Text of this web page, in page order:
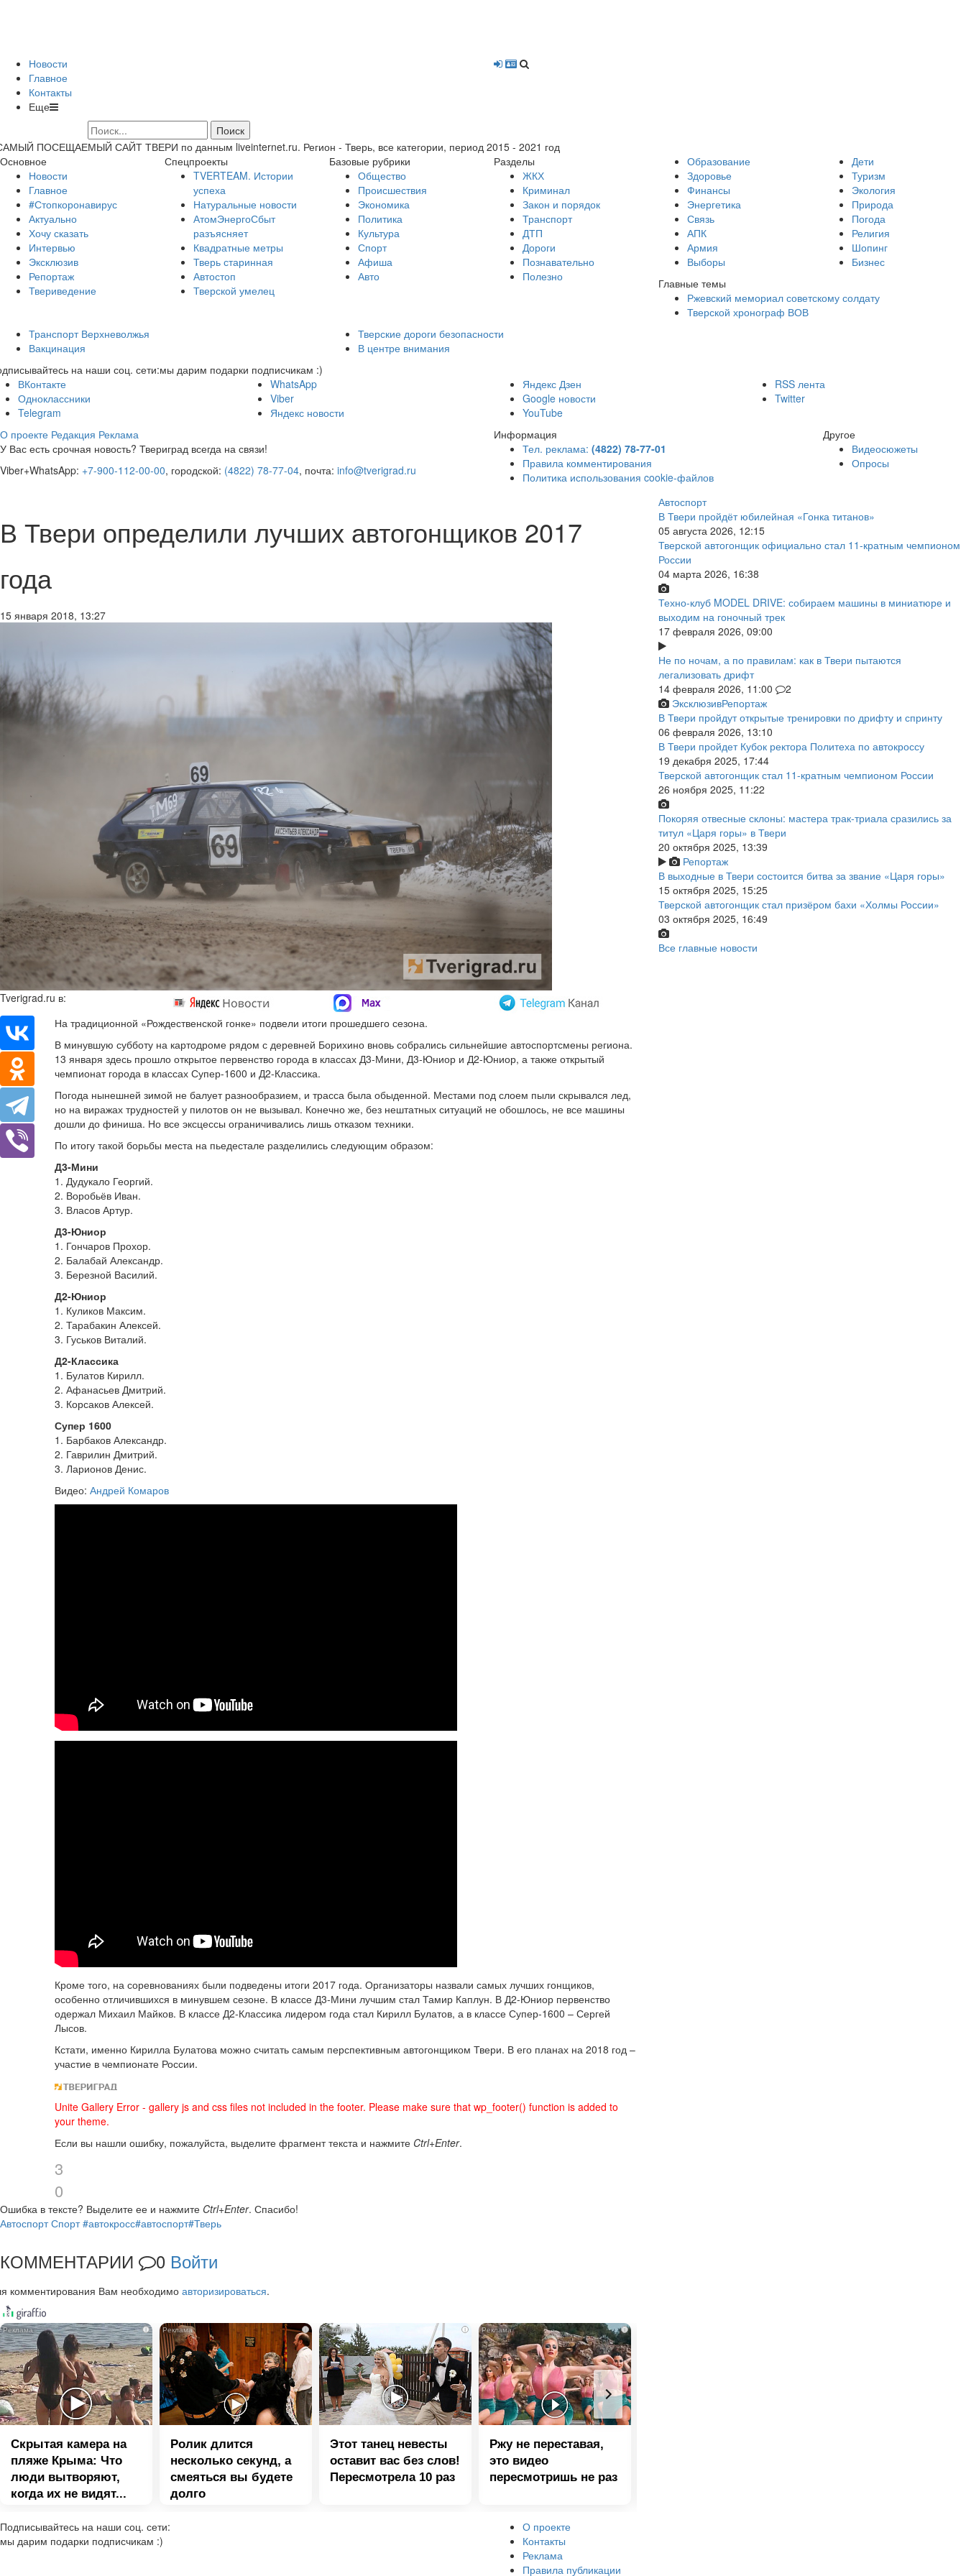
Новости
Главное
Контакты
Еще
ПОСЕЩАЕМЫЙ САЙТ ТВЕРИ по данным liveinternet.ru. Регион - Тверь, все категории, период 2015 - 2021 год
Основное
Новости
Главное
#Стопкоронавирус
Актуально
Хочу сказать
Интервью
Эксклюзив
Репортаж
Твериведение
Спецпроекты
TVERTEAM. Истории
успеха
Натуральные новости
АтомЭнергоСбыт
разъясняет
Квадратные метры
Тверь старинная
Автостоп
Тверской умелец
Базовые рубрики
Общество
Происшествия
Экономика
Политика
Культура
Спорт
Афиша
Авто
Разделы
ЖКХ
Криминал
Закон и порядок
Транспорт
ДТП
Дороги
Познавательно
Полезно
Образование
Здоровье
Финансы
Энергетика
Связь
АПК
Армия
Выборы
Дети
Туризм
Экология
Природа
Погода
Религия
Шопинг
Бизнес
Главные темы
Ржевский мемориал советскому солдату
Тверской хронограф ВОВ
Транспорт Верхневолжья
Вакцинация
Тверские дороги безопасности
В центре внимания
на наши соц. сети:мы дарим подарки подписчикам :)
ВКонтакте
Одноклассники
Telegram
WhatsApp
Viber
Яндекс новости
Яндекс Дзен
Google новости
YouTube
RSS лента
Twitter
О проекте Редакция Реклама
У Вас есть срочная новость? Твериград всегда на связи!
Viber+WhatsApp: +7-900-112-00-00, городской: (4822) 78-77-04, почта: info@tverigrad.ru
Информация
Тел. реклама: (4822) 78-77-01
Правила комментирования
Политика использования cookie-файлов
Другое
Видеосюжеты
Опросы
В Твери определили лучших автогонщиков 2017
года
15 января 2018, 13:27
Tverigrad.ru в:
На традиционной «Рождественской гонке» подвели итоги прошедшего сезона.
В минувшую субботу на картодроме рядом с деревней Борихино вновь собрались сильнейшие автоспортсмены региона.
13 января здесь прошло открытое первенство города в классах Д3-Мини, Д3-Юниор и Д2-Юниор, а также открытый
чемпионат города в классах Супер-1600 и Д2-Классика.
Погода нынешней зимой не балует разнообразием, и трасса была обыденной. Местами под слоем пыли скрывался лед,
но на виражах трудностей у пилотов он не вызывал. Конечно же, без нештатных ситуаций не обошлось, не все машины
дошли до финиша. Но все эксцессы ограничивались лишь отказом техники.
По итогу такой борьбы места на пьедестале разделились следующим образом:
Д3-Мини
1. Дудукало Георгий.
2. Воробьёв Иван.
3. Власов Артур.
Д3-Юниор
1. Гончаров Прохор.
2. Балабай Александр.
3. Березной Василий.
Д2-Юниор
1. Куликов Максим.
2. Тарабакин Алексей.
3. Гуськов Виталий.
Д2-Классика
1. Булатов Кирилл.
2. Афанасьев Дмитрий.
3. Корсаков Алексей.
Супер 1600
1. Барбаков Александр.
2. Гаврилин Дмитрий.
3. Ларионов Денис.
Видео:Андрей Комаров
Кроме того, на соревнованиях были подведены итоги 2017 года. Организаторы назвали самых лучших гонщиков,
особенно отличившихся в минувшем сезоне. В классе Д3-Мини лучшим стал Тамир Каплун. В Д2-Юниор первенство
одержал Михаил Майков. В классе Д2-Классика лидером года стал Кирилл Булатов, а в классе Супер-1600 – Сергей
Лысов.
Кстати, именно Кирилла Булатова можно считать самым перспективным автогонщиком Твери. В его планах на 2018 год –
участие в чемпионате России.
Unite Gallery Error - gallery js and css files not included in the footer. Please make sure that wp_footer() function is added to
your theme.
Если вы нашли ошибку, пожалуйста, выделите фрагмент текста и нажмите Ctrl+Enter.
3
0
Ошибка в тексте? Выделите ее и нажмите Ctrl+Enter. Спасибо!
Автоспорт Спорт #автокросс#автоспорт#Тверь
КОММЕНТАРИИ 0 Войти
комментирования Вам необходимо авторизироваться.
i
Скрытая камера на
пляже Крыма: Что
люди вытворяют,
когда их не видят...
i
Ролик длится
несколько секунд, а
смеяться вы будете
долго
i
Этот танец невесты
оставит вас без слов!
Пересмотрела 10 раз
i
Ржу не переставая,
это видео
пересмотришь не раз
Автоспорт
В Твери пройдёт юбилейная «Гонка титанов»
05 августа 2026, 12:15
Тверской автогонщик официально стал 11-кратным чемпионом
России
04 марта 2026, 16:38
Техно-клуб MODEL DRIVE: собираем машины в миниатюре и
выходим на гоночный трек
17 февраля 2026, 09:00
Не по ночам, а по правилам: как в Твери пытаются
легализовать дрифт
14 февраля 2026, 11:00
2
ЭксклюзивРепортаж
В Твери пройдут открытые тренировки по дрифту и спринту
06 февраля 2026, 13:10
В Твери пройдет Кубок ректора Политеха по автокроссу
19 декабря 2025, 17:44
Тверской автогонщик стал 11-кратным чемпионом России
26 ноября 2025, 11:22
Покоряя отвесные склоны: мастера трак-триала сразились за
титул «Царя горы» в Твери
20 октября 2025, 13:39
Репортаж
В выходные в Твери состоится битва за звание «Царя горы»
15 октября 2025, 15:25
Тверской автогонщик стал призёром бахи «Холмы России»
03 октября 2025, 16:49
Все главные новости
О проекте
Контакты
Реклама
Правила публикации
Подписывайтесь на наши соц. сети:
мы дарим подарки подписчикам :)